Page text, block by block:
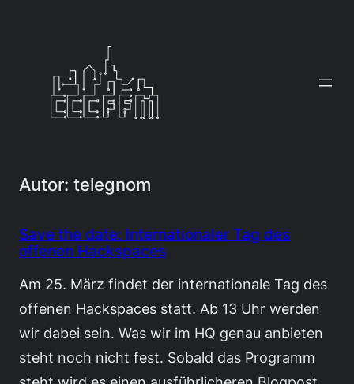
Autor: telegnom
Save the date: Internationaler Tag des
offenen Hackspaces
Am 25. März findet der internationale Tag des
offenen Hackspaces statt. Ab 13 Uhr werden
wir dabei sein. Was wir im HQ genau anbieten
steht noch nicht fest. Sobald das Programm